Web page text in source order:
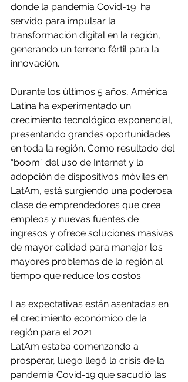
donde la pandemia Covid-19  ha
servido para impulsar la
transformación digital en la región,
generando un terreno fértil para la
innovación.
Durante los últimos 5 años, América
Latina ha experimentado un
crecimiento tecnológico exponencial,
presentando grandes oportunidades
en toda la región. Como resultado del
“boom” del uso de Internet y la
adopción de dispositivos móviles en
LatAm, está surgiendo una poderosa
clase de emprendedores que crea
empleos y nuevas fuentes de
ingresos y ofrece soluciones masivas
de mayor calidad para manejar los
mayores problemas de la región al
tiempo que reduce los costos.
Las expectativas están asentadas en
el crecimiento económico de la
región para el 2021.
LatAm estaba comenzando a
prosperar, luego llegó la crisis de la
pandemia Covid-19 que sacudió las